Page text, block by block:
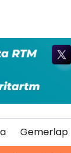
Gemerlap